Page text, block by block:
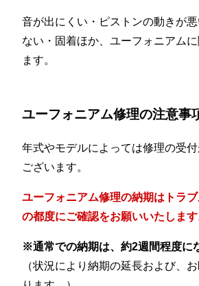
音が出にくい・ピストンの動きが
ない・固着ほか、ユーフォニアム
ます。
ユーフォニアム修理の注意事
年式やモデルによっては修理の受
ございます。
ユーフォニアム修理の納期はトラ
の都度にご確認をお願いいたします
※通常での納期は、約2週間程度に
（状況により納期の延長および、